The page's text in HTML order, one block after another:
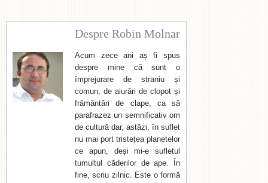
Despre Robin Molnar
Acum zece ani aș fi spus
despre mine că sunt o
împrejurare de straniu și
comun, de aiurări de clopot și
frământări de clape, ca să
parafrazez un semnificativ om
de cultură dar, astăzi, în suflet
nu mai port tristețea planetelor
ce apun, deși mi-e sufletul
tumultul căderilor de ape. În
fine, scriu zilnic. Este o formă